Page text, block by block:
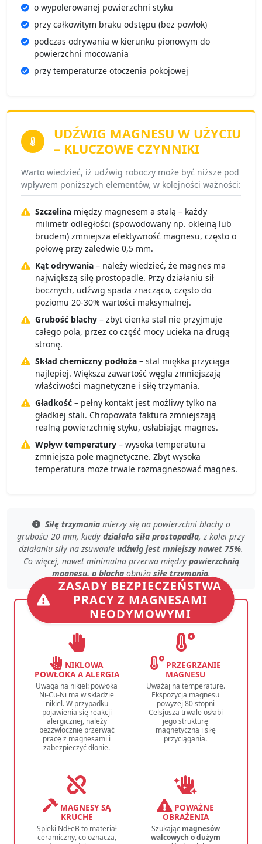
o wypolerowanej powierzchni styku
przy całkowitym braku odstępu (bez powłok)
podczas odrywania w kierunku pionowym do
powierzchni mocowania
przy temperaturze otoczenia pokojowej
UDŹWIG MAGNESU W UŻYCIU
– KLUCZOWE CZYNNIKI
Warto wiedzieć, iż udźwig roboczy może być niższe pod
wpływem poniższych elementów, w kolejności ważności:
Szczelina między magnesem a stalą – każdy
milimetr odległości (spowodowany np. okleiną lub
brudem) zmniejsza efektywność magnesu, często o
połowę przy zaledwie 0,5 mm.
Kąt odrywania – należy wiedzieć, że magnes ma
największą siłę prostopadle. Przy działaniu sił
bocznych, udźwig spada znacząco, często do
poziomu 20-30% wartości maksymalnej.
Grubość blachy – zbyt cienka stal nie przyjmuje
całego pola, przez co część mocy ucieka na drugą
stronę.
Skład chemiczny podłoża – stal miękka przyciąga
najlepiej. Większa zawartość węgla zmniejszają
właściwości magnetyczne i siłę trzymania.
Gładkość – pełny kontakt jest możliwy tylko na
gładkiej stali. Chropowata faktura zmniejszają
realną powierzchnię styku, osłabiając magnes.
Wpływ temperatury – wysoka temperatura
zmniejsza pole magnetyczne. Zbyt wysoka
temperatura może trwale rozmagnesować magnes.
Siłę trzymaniamierzy się na powierzchni blachyo
grubości 20 mm, kiedy działała siła prostopadła, z kolei przy
działaniu siły na zsuwanie udźwig jest mniejszy nawet 75%.
Co więcej, nawet minimalna przerwamiędzy powierzchnią
magnesu, a blachąobniża siłę trzymania.
ZASADY BEZPIECZEŃSTWA
PRACY Z MAGNESAMI
NEODYMOWYMI
NIKLOWA
POWŁOKA A ALERGIA
Uwaga na nikiel: powłoka
Ni-Cu-Ni ma w składzie
nikiel. W przypadku
pojawienia się reakcji
alergicznej, należy
bezzwłocznie przerwać
pracę z magnesami i
zabezpieczyć dłonie.
PRZEGRZANIE
MAGNESU
Uważaj na temperaturę.
Ekspozycja magnesu
powyżej 80 stopni
Celsjusza trwale osłabi
jego strukturę
magnetyczną i siłę
przyciągania.
MAGNESY SĄ
KRUCHE
Spieki NdFeB to materiał
ceramiczny, co oznacza,
POWAŻNE
OBRAŻENIA
Szukając magnesów
walcowych o dużym